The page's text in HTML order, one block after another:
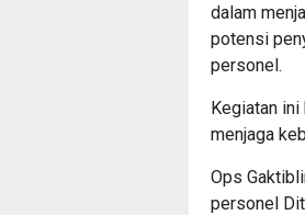
dalam
potensi
personel.
Kegiatan
menjaga
Ops
personel